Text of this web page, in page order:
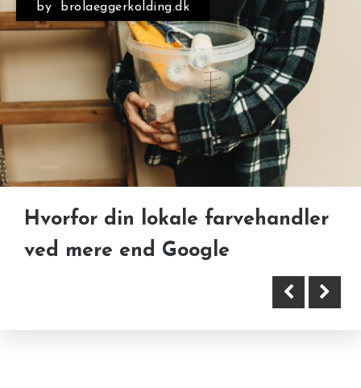
by brolaeggerkolding.dk
Hvorfor din lokale farvehandler
ved mere end Google
Når det gode aldrig føles godt